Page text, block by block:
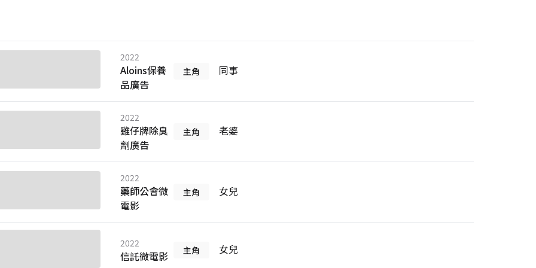
2022
Aloins保養
品廣告
主角 同事
2022
雞仔牌除臭
劑廣告
主角 老婆
2022
藥師公會微
電影
主角 女兒
2022
信託微電影 主角 女兒